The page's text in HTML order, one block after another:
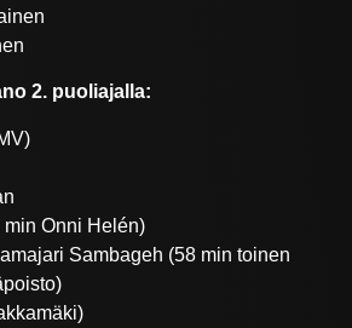
2. puoliajalla:
Onni Helén)
Sambageh (58 min toinen